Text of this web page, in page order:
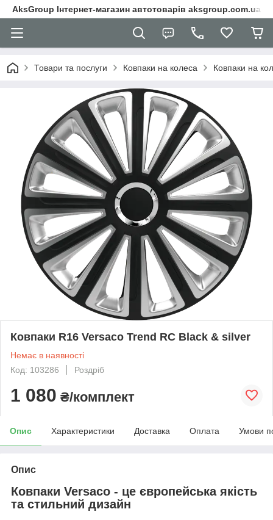
AksGroup Інтернет-магазин автотоварів aksgroup.com.ua
Товари та послуги Ковпаки на колеса Ковпаки на
Ковпаки R16 Versaco Trend RC Black & silver
Немає в наявності
Код: 103286
Роздріб
1 080 ₴/комплект
Опис Характеристики Доставка Оплата Умови
Опис
Ковпаки Versaco - це європейська якість
та стильний дизайн